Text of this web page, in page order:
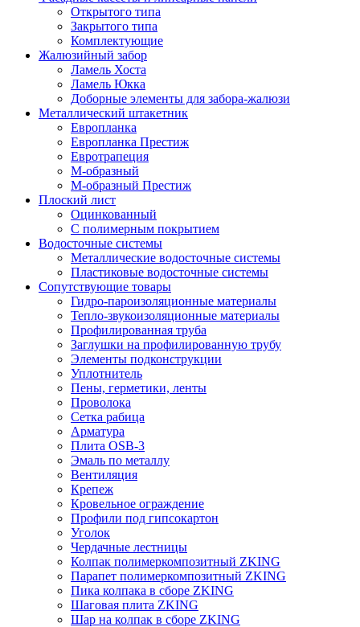
Открытого типа
Закрытого типа
Комплектующие
Жалюзийный забор
Ламель Хоста
Ламель Юкка
Доборные элементы для забора-жалюзи
Металлический штакетник
Европланка
Европланка Престиж
Евротрапеция
М-образный
М-образный Престиж
Плоский лист
Оцинкованный
С полимерным покрытием
Водосточные системы
Металлические водосточные системы
Пластиковые водосточные системы
Сопутствующие товары
Гидро-пароизоляционные материалы
Тепло-звукоизоляционные материалы
Профилированная труба
Заглушки на профилированную трубу
Элементы подконструкции
Уплотнитель
Пены, герметики, ленты
Проволока
Сетка рабица
Арматура
Плита OSB-3
Эмаль по металлу
Вентиляция
Крепеж
Кровельное ограждение
Профили под гипсокартон
Уголок
Чердачные лестницы
Колпак полимеркомпозитный ZKING
Парапет полимеркомпозитный ZKING
Пика колпака в сборе ZKING
Шаговая плита ZKING
Шар на колпак в сборе ZKING